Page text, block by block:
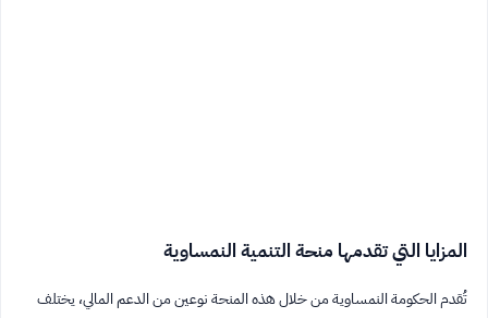
المزايا التي تقدمها منحة التنمية النمساوية
تُقدم الحكومة النمساوية من خلال هذه المنحة نوعين من الدعم المالي، يختلف